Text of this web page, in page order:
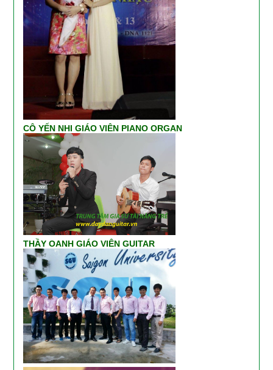
CÔ YẾN NHI GIÁO VIÊN PIANO ORGAN
THẦY OANH GIÁO VIÊN GUITAR